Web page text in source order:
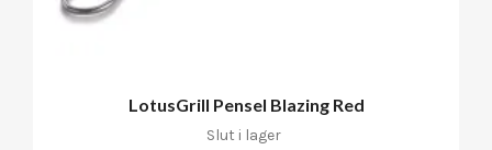
LotusGrill Pensel Blazing Red
Slut i lager